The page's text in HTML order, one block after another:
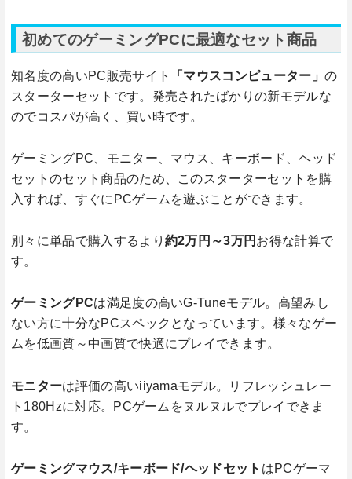
初めてのゲーミングPCに最適なセット商品
知名度の高いPC販売サイト 「マウスコンピューター」の
スターターセットです。発売されたばかりの新モデルな
のでコスパが高く、買い時です。
ゲーミングPC、モニター、マウス、キーボード、ヘッド
セットのセット商品のため、このスターターセットを購
入すれば、すぐにPCゲームを遊ぶことができます。
別々に単品で購入するより 約2万円～3万円 お得な計算で
す。
ゲーミングPCは満足度の高いG-Tuneモデル。高望みし
ない方に十分なPCスペックとなっています。様々なゲー
ムを低画質～中画質で快適にプレイできます。
モニターは評価の高いiiyamaモデル。リフレッシュレー
ト180Hzに対応。PCゲームをヌルヌルでプレイできま
す。
ゲーミングマウス/キーボード/ヘッドセット はPCゲーマ